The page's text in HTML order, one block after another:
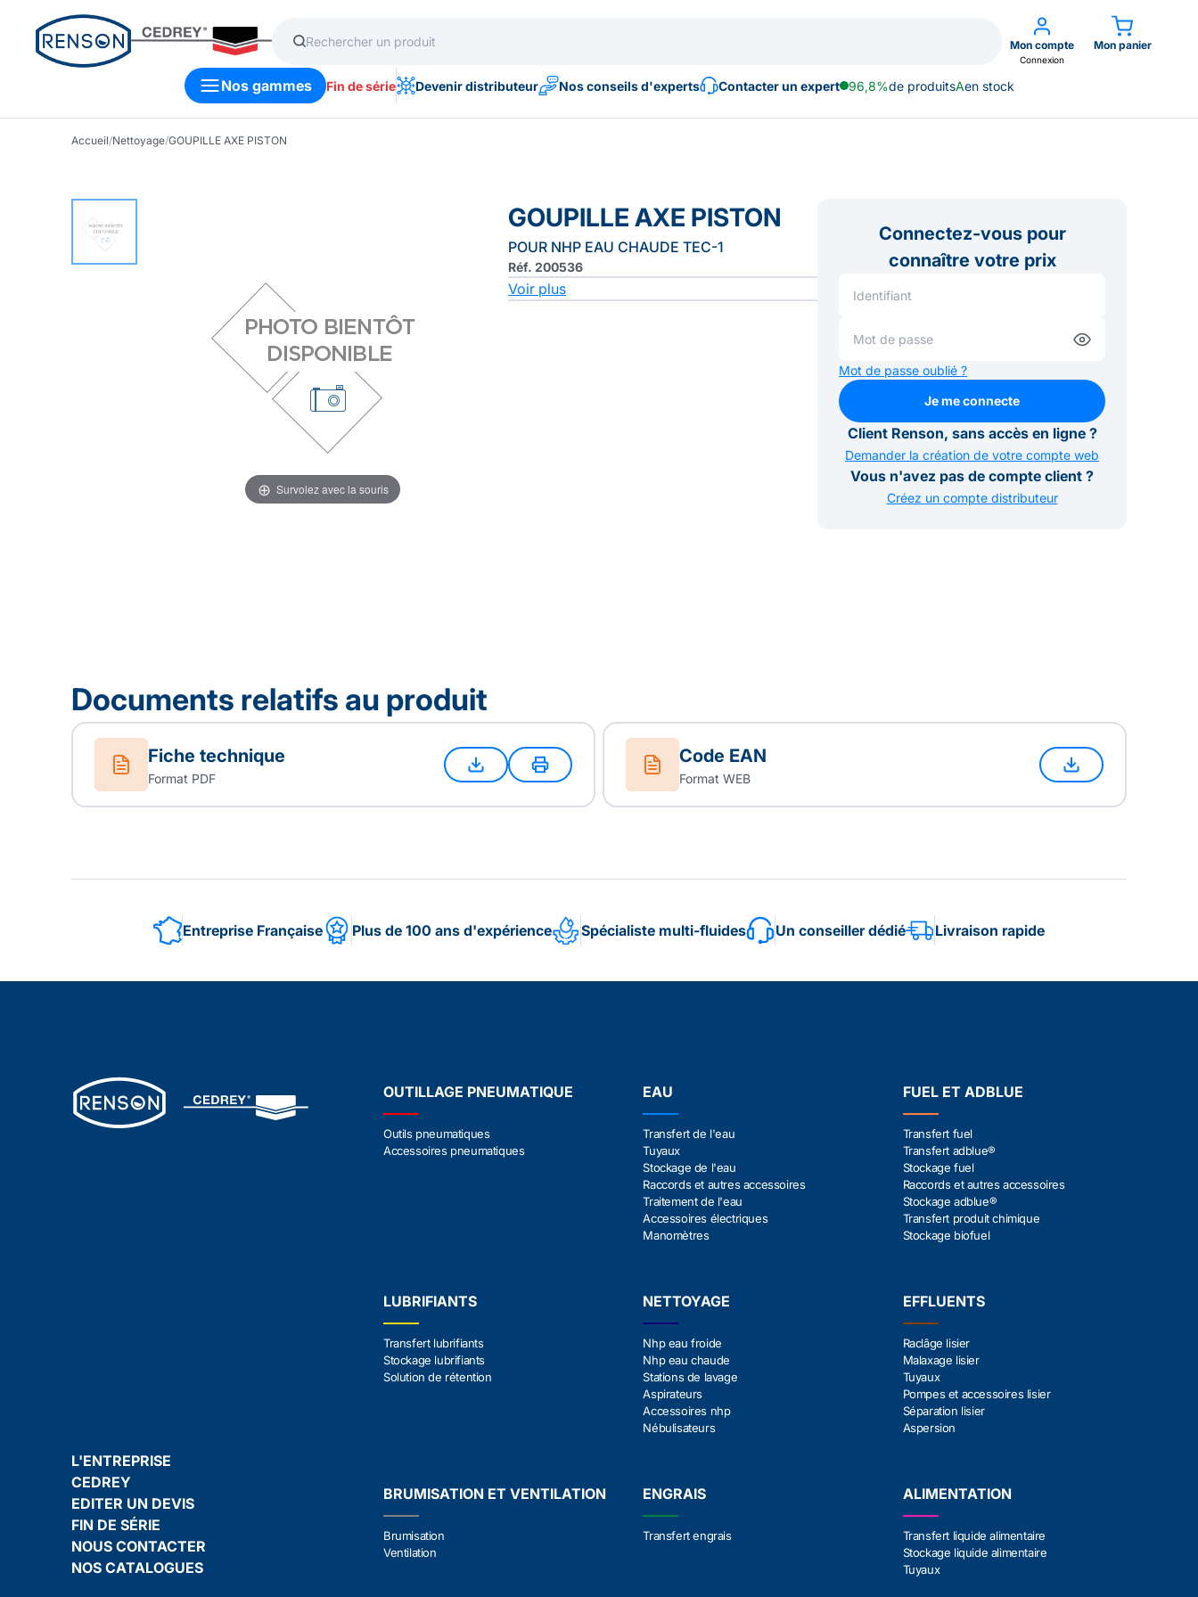
Mon compte
Connexion
Mon panier
Nos gammes Fin de série Devenir distributeur Nos conseils d'experts Contacter un expert 96,8%de produitsAen stock
Accueil/Nettoyage/GOUPILLE AXE PISTON
Survolez avec la souris
GOUPILLE AXE PISTON
POUR NHP EAU CHAUDE TEC-1
Réf. 200536
Voir plus
Connectez-vous pour
connaître votre prix
Mot de passe oublié ?
Je me connecte
Client Renson, sans accès en ligne ?
Demander la création de votre compte web
Vous n'avez pas de compte client ?
Créez un compte distributeur
Documents relatifs au produit
Fiche technique
Format PDF
Code EAN
Format WEB
Entreprise Française Plus de 100 ans d'expérience Spécialiste multi-fluides Un conseiller dédié Livraison rapide
L'ENTREPRISE
CEDREY
EDITER UN DEVIS
FIN DE SÉRIE
NOUS CONTACTER
NOS CATALOGUES
OUTILLAGE PNEUMATIQUE
Outils pneumatiques
Accessoires pneumatiques
EAU
Transfert de l'eau
Tuyaux
Stockage de l'eau
Raccords et autres accessoires
Traitement de l'eau
Accessoires électriques
Manomètres
FUEL ET ADBLUE
Transfert fuel
Transfert adblue®
Stockage fuel
Raccords et autres accessoires
Stockage adblue®
Transfert produit chimique
Stockage biofuel
LUBRIFIANTS
Transfert lubrifiants
Stockage lubrifiants
Solution de rétention
NETTOYAGE
Nhp eau froide
Nhp eau chaude
Stations de lavage
Aspirateurs
Accessoires nhp
Nébulisateurs
EFFLUENTS
Raclâge lisier
Malaxage lisier
Tuyaux
Pompes et accessoires lisier
Séparation lisier
Aspersion
BRUMISATION ET VENTILATION
Brumisation
Ventilation
ENGRAIS
Transfert engrais
ALIMENTATION
Transfert liquide alimentaire
Stockage liquide alimentaire
Tuyaux